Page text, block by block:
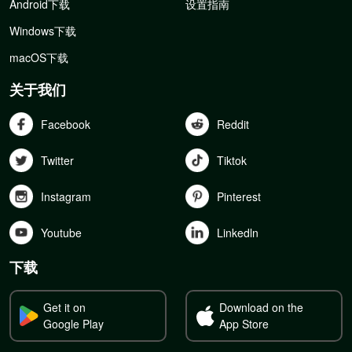
Android下载
Windows下载
macOS下载
设置指南
关于我们
Facebook Reddit
Twitter Tiktok
Instagram Pinterest
Youtube Linkedln
下载
Get it on
Google Play
Download on the
App Store